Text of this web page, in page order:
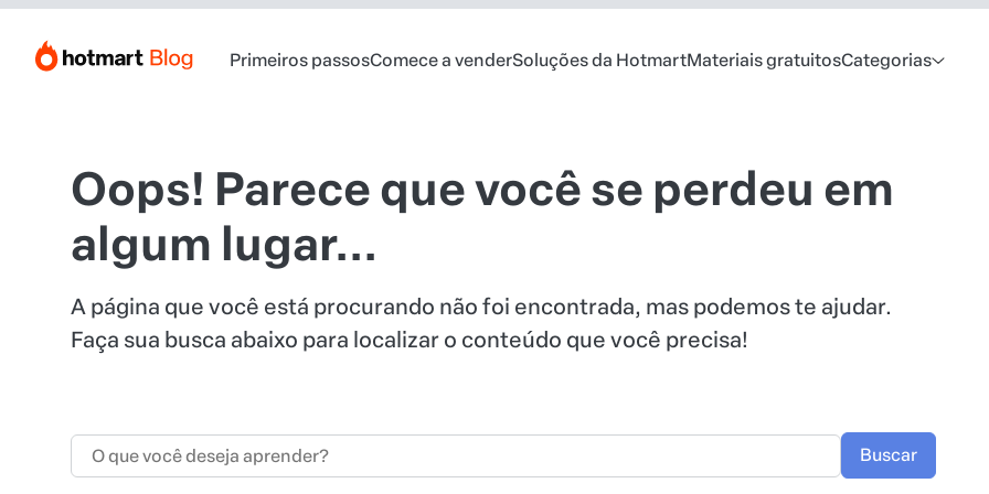
Primeiros passosComece a venderSoluções da HotmartMateriais gratuitosCategorias
Oops! Parece que você se perdeu em
algum lugar...
A página que você está procurando não foi encontrada, mas podemos te ajudar.
Faça sua busca abaixo para localizar o conteúdo que você precisa!
Buscar